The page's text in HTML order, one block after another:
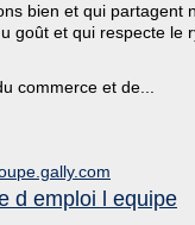
bien et qui partagent
goût et qui respecte le
commerce et de...
d emploi l equipe